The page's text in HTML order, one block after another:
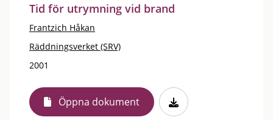
Tid för utrymning vid brand
Frantzich Håkan
Räddningsverket (SRV)
2001
Öppna dokument